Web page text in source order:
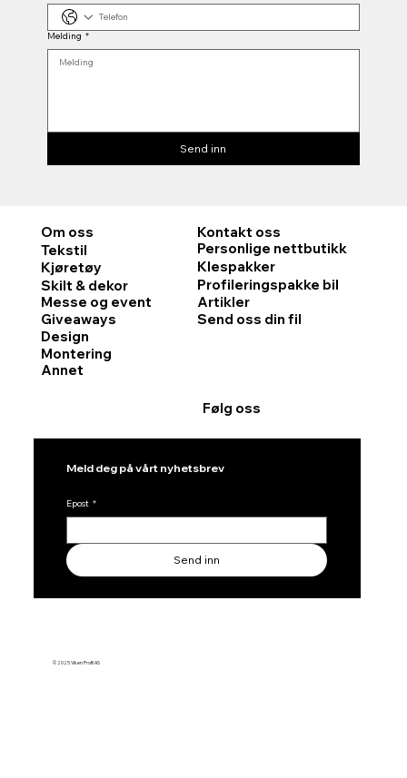
Melding *
Send inn
Meld deg på vårt nyhetsbrev
Epost *
Send inn
Om oss
Tekstil
Kjøretøy
Skilt & dekor
Messe og event
Giveaways
Design
Montering
Annet
Kontakt oss
Personlige nettbutikk
Klespakker
Profileringspakke bil
Artikler
Send oss din fil
Følg oss
© 2025 Viken Profil AS